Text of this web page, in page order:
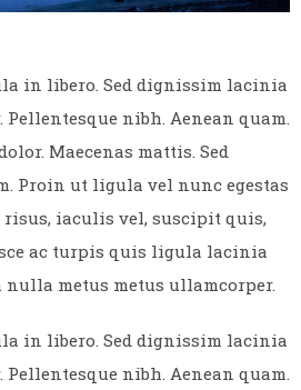
in libero. Sed dignissim lacinia
nibh. Aenean quam.
Maecenas mattis. Sed
Proin ut ligula vel nunc egestas
iaculis vel, suscipit quis,
ac turpis quis ligula lacinia
metus metus ullamcorper.
in libero. Sed dignissim lacinia
nibh. Aenean quam.